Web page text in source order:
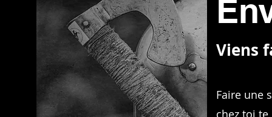
Viens
Faire une
chez toi